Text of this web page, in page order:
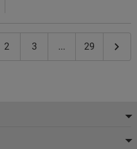
2 3 ... 29